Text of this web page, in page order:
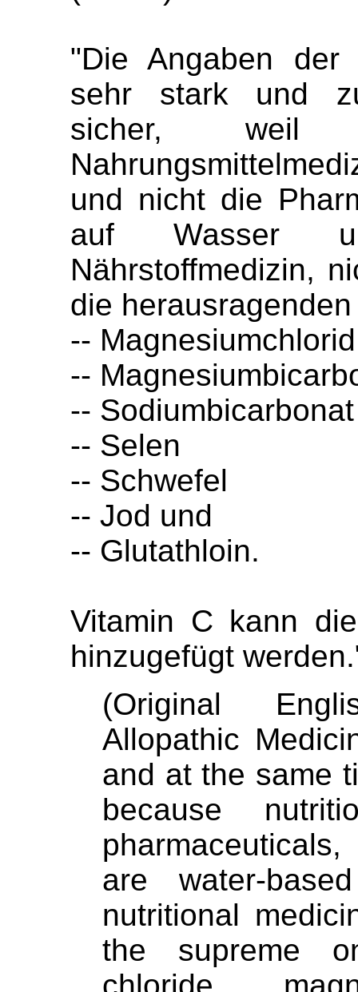
"Die Angaben der
sehr stark und
sicher,
und nicht die
auf Wasser
Nährstoffmedizin,
die
-- Magnesiumchlorid
--
--
-- Selen
-- Schwefel
-- Jod und
-- Glutathloin.
Vitamin C kann
hinzugefügt
(Original
Allopathic
and at the same
because
are water-
nutritional
the supreme